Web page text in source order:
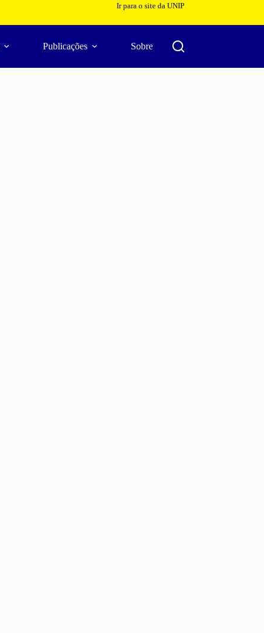
Ir para o site da UNIP
Publicações Sobre